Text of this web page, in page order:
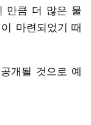
만큼 더 많은 물
마련되었기 때
개될 것으로 예